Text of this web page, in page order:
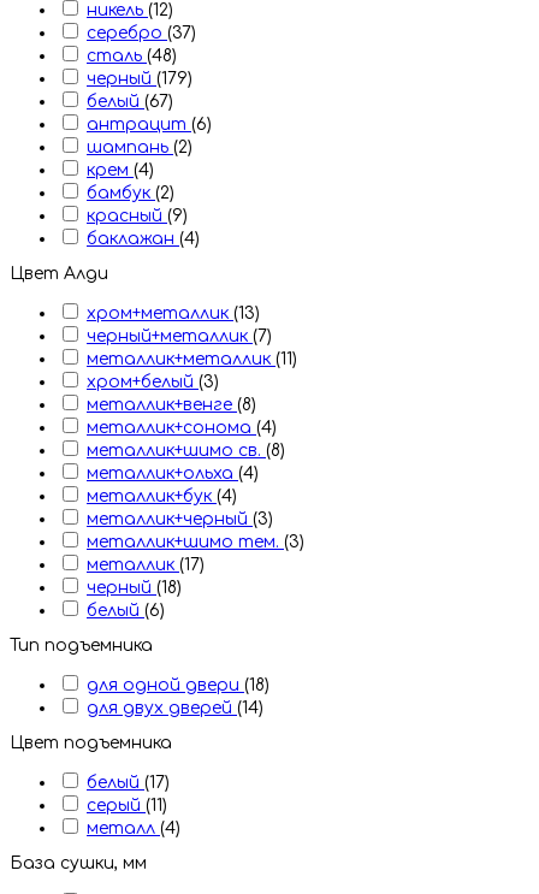
никель (12)
серебро (37)
сталь (48)
черный (179)
белый (67)
антрацит (6)
шампань (2)
крем (4)
бамбук (2)
красный (9)
баклажан (4)
Цвет Алди
хром+металлик (13)
черный+металлик (7)
металлик+металлик (11)
хром+белый (3)
металлик+венге (8)
металлик+сонома (4)
металлик+шимо св. (8)
металлик+ольха (4)
металлик+бук (4)
металлик+черный (3)
металлик+шимо тем. (3)
металлик (17)
черный (18)
белый (6)
Тип подъемника
для одной двери (18)
для двух дверей (14)
Цвет подъемника
белый (17)
серый (11)
металл (4)
База сушки, мм